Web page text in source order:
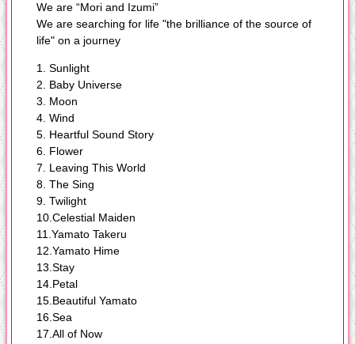
We are “Mori and Izumi”
We are searching for life "the brilliance of the source of
life" on a journey
1. Sunlight
2. Baby Universe
3. Moon
4. Wind
5. Heartful Sound Story
6. Flower
7. Leaving This World
8. The Sing
9. Twilight
10.Celestial Maiden
11.Yamato Takeru
12.Yamato Hime
13.Stay
14.Petal
15.Beautiful Yamato
16.Sea
17.All of Now